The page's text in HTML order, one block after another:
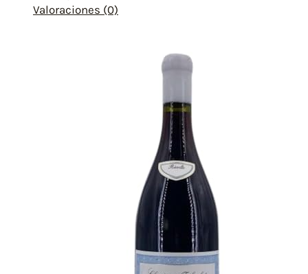
Valoraciones (0)